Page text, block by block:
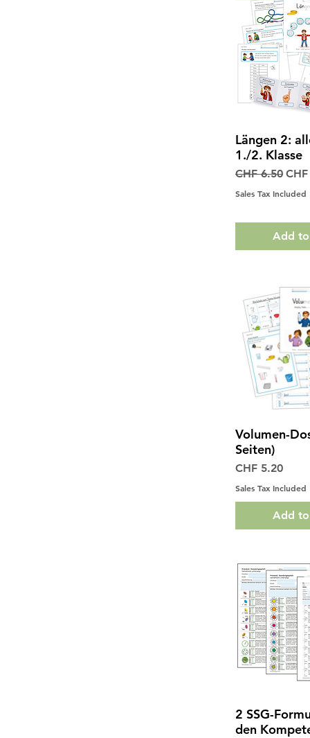
Quick
Längen 2:
1./2. Klasse
Regular Price
CHF 6.50 Sale
Sales Tax Included
Add
Quick
Volumen-
Seiten)
Price
CHF 5.20
Sales Tax Included
Add
Quick
2 SSG-
den